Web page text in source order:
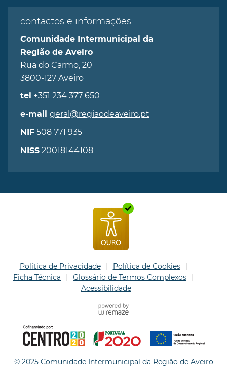
contactos e informações
Comunidade Intermunicipal da
Região de Aveiro
Rua do Carmo, 20
3800-127 Aveiro
tel +351 234 377 650
e-mail geral@regiaodeaveiro.pt
NIF 508 771 935
NISS 20018144108
Política de Privacidade
Política de Cookies
Ficha Técnica
Glossário de Termos Complexos
Acessibilidade
© 2025 Comunidade Intermunicipal da Região de Aveiro